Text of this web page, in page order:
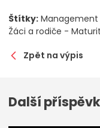
Štítky:
Žáci a rodiče -
Zpět na výpis
Další